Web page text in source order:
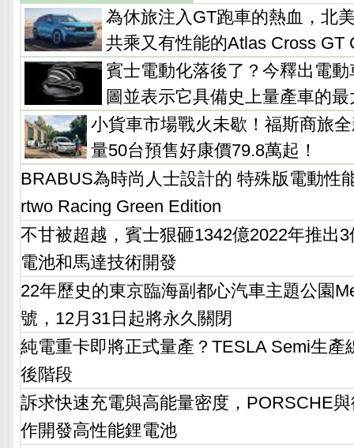
為休旅注入GT跑車的熱血，北
共乘又有性能的Atlas Cross GT
賓士電動化落後了？今釋出電
圖並表示它具備史上量產車的
小貨車市場戰火未歇！福斯商旅
量50台預售好康價79.8萬起！
BRABUS為時尚人士設計的 特殊版電動性
rtwo Racing Green Edition
不甘被超越，賓士狠砸1342億2022年推出
電池和馬達技術開發
22年歷史的東京臨海副都心汽車主題公園
號，12月31日起將永久關閉
純電重卡即將正式量產？TESLA Semi生產
後階段
訴求快速充電與高能量密度，PORSCHE
作開發高性能鋰電池